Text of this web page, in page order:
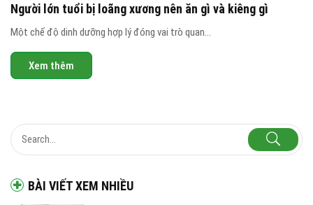
BÀI VIẾT XEM NHIỀU
Người lớn tuổi bị loãng xương nên ăn gì và kiêng gì
Một chế độ dinh dưỡng hợp lý đóng vai trò quan...
Xem thêm